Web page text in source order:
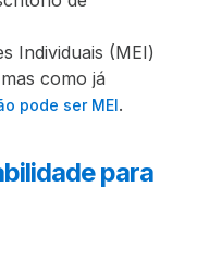
Individuais (MEI)
como já
pode ser MEI.
para